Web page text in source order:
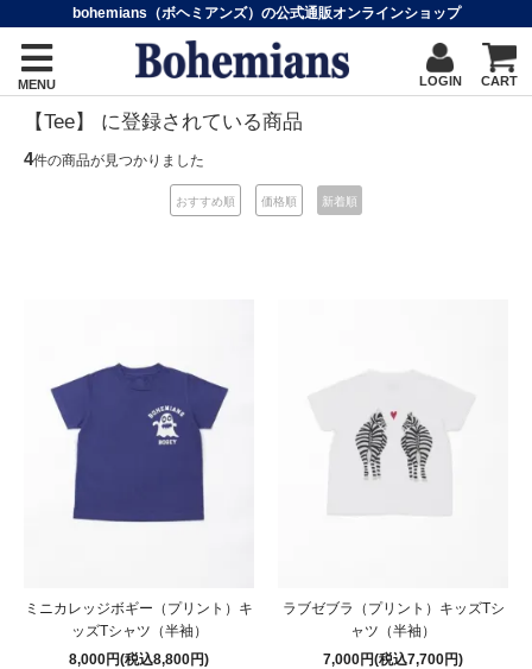
bohemians（ボヘミアンズ）の公式通販オンラインショップ
MENU LOGIN CART
【Tee】 に登録されている商品
4件の商品が見つかりました
おすすめ順 価格順 新着順
ミニカレッジボギー（プリント）キ
ッズTシャツ（半袖）
8,000円(税込8,800円)
ラブゼブラ（プリント）キッズTシ
ャツ（半袖）
7,000円(税込7,700円)